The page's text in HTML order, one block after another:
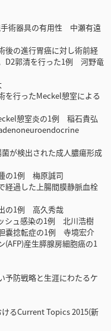
術器具の有用性 中瀬有遠
後の進行胃癌に対し術前経
D2郭清を行った1例 河野竜
を行ったMeckel憩室による
憩室炎の1例 稲石貴弘
が検出された成人膿瘍形成
の1例 梅原誠司
経過した上腸間膜静脈血栓
の1例 高久秀哉
シュ感染の1例 北川浩樹
嚢捻転症の1例 寺境宏介
産生膵腺房細胞癌の1
予防戦略と生涯にわたるケ
るCurrent Topics 2015(新